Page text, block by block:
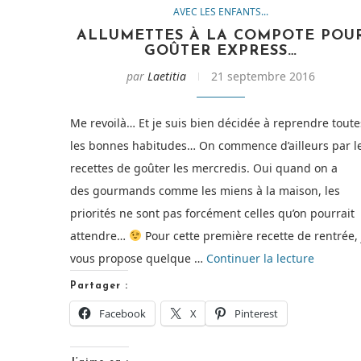
AVEC LES ENFANTS...
ALLUMETTES À LA COMPOTE
GOÛTER EXPRESS…
par Laetitia 21 septembre 2016
Me revoilà… Et je suis bien décidée à reprendre
les bonnes habitudes… On commence d’ailleurs par
recettes de goûter les mercredis. Oui quand on a
des gourmands comme les miens à la maison, les
priorités ne sont pas forcément celles qu’on pourrait
attendre…
Pour cette première recette de rentrée,
vous propose quelque … Continuer la lecturede
Partager :
Facebook X Pinterest